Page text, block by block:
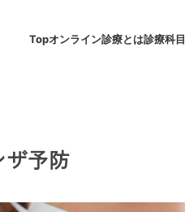
Topオンライン診療とは診療科目
ザ予防